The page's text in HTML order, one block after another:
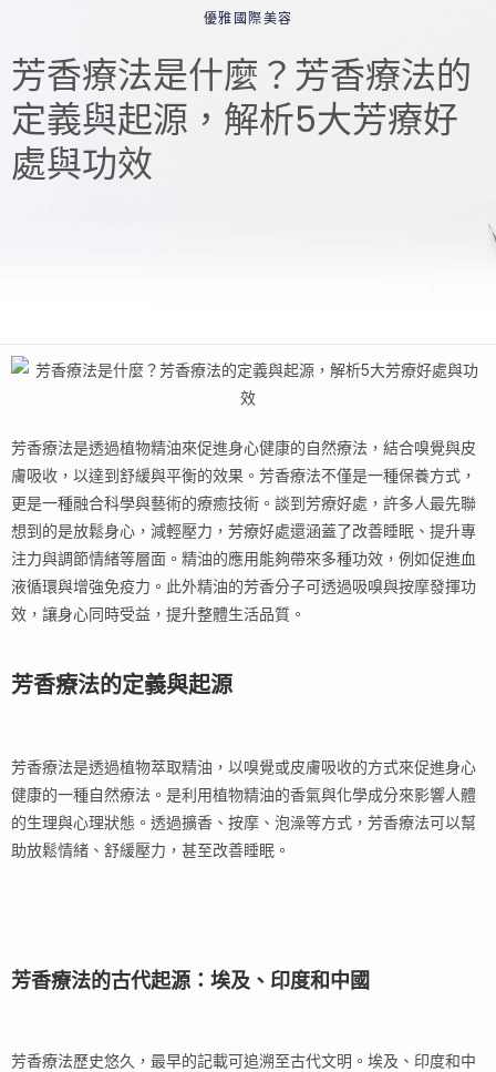
優雅國際美容
芳香療法是什麼？芳香療法的
定義與起源，解析5大芳療好
處與功效
芳香療法是透過植物精油來促進身心健康的自然療法，結合嗅覺與皮
膚吸收，以達到舒緩與平衡的效果。芳香療法不僅是一種保養方式，
更是一種融合科學與藝術的療癒技術。談到芳療好處，許多人最先聯
想到的是放鬆身心，減輕壓力，芳療好處還涵蓋了改善睡眠、提升專
注力與調節情緒等層面。精油的應用能夠帶來多種功效，例如促進血
液循環與增強免疫力。此外精油的芳香分子可透過吸嗅與按摩發揮功
效，讓身心同時受益，提升整體生活品質。
芳香療法的定義與起源
芳香療法是透過植物萃取精油，以嗅覺或皮膚吸收的方式來促進身心
健康的一種自然療法。是利用植物精油的香氣與化學成分來影響人體
的生理與心理狀態。透過擴香、按摩、泡澡等方式，芳香療法可以幫
助放鬆情緒、舒緩壓力，甚至改善睡眠。
芳香療法的古代起源：埃及、印度和中國
芳香療法歷史悠久，最早的記載可追溯至古代文明。埃及、印度和中